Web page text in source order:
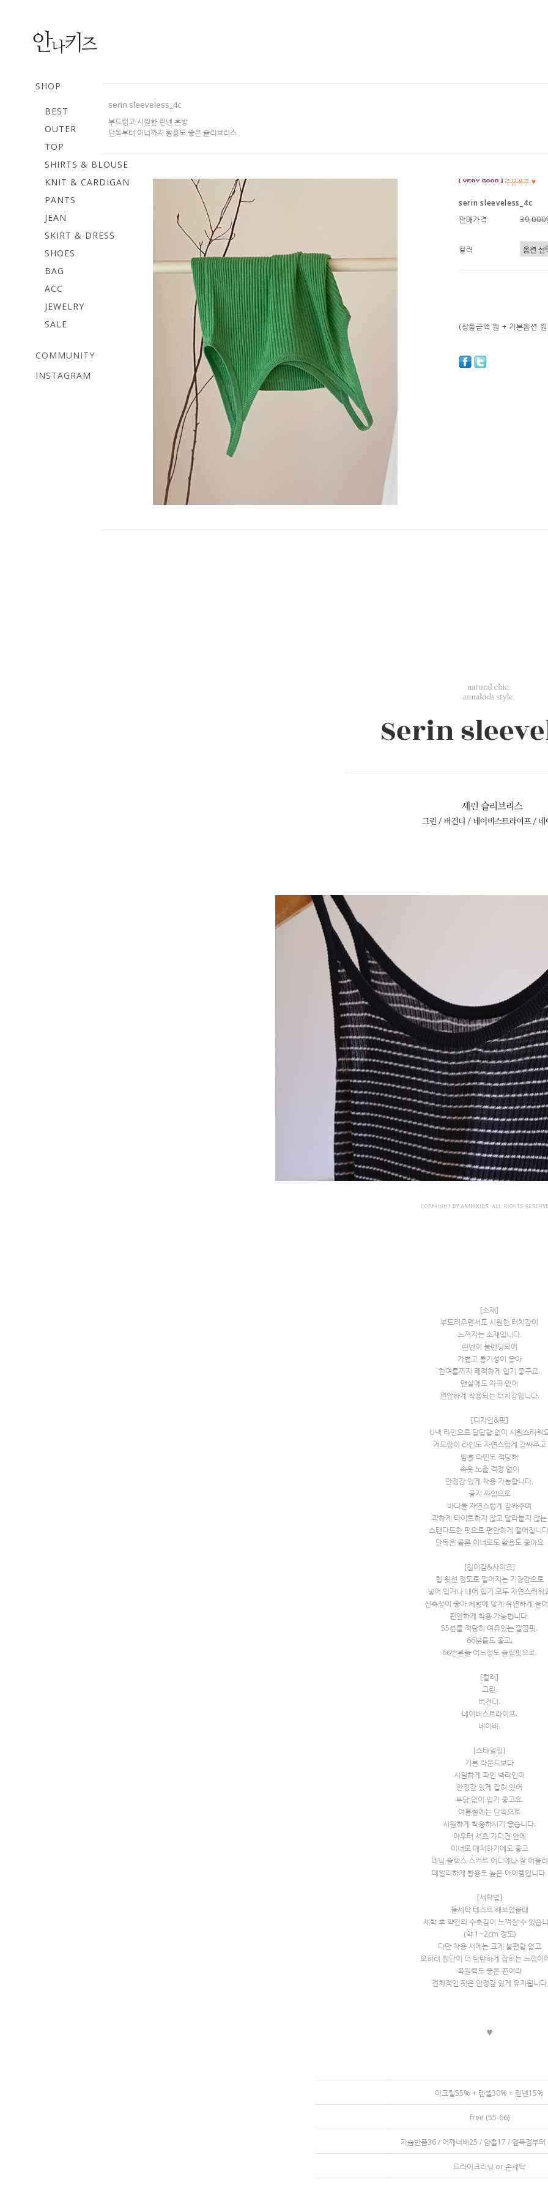
SHOP
BEST
OUTER
TOP
SHIRTS & BLOUSE
KNIT & CARDIGAN
PANTS
JEAN
SKIRT & DRESS
SHOES
BAG
ACC
JEWELRY
SALE
COMMUNITY
INSTAGRAM
serin sleeveless_4c
부드럽고 시원한 린넨 혼방
단독부터 이너까지 활용도 좋은 슬리브리스
serin sleeveless_4c
판매가격
39,000
컬러
(상품금액원 + 기본옵션
[소재]
부드러우면서도 시원한 터치감이
느껴지는 소재입니다.
린넨이 블렌딩되어
가볍고 통기성이 좋아
한여름까지 쾌적하게 입기 좋구요.
맨살에도 자극 없이
편안하게 착용되는 터치감입니다.
[디자인&핏]
U넥 라인으로 답답함 없이 시원스러워
겨드랑이 라인도 자연스럽게 감싸주고
암홀 라인도 적당해
속옷 노출 걱정 없이
안정감 있게 착용 가능합니다.
골지 짜임으로
바디를 자연스럽게 감싸주며
과하게 타이트하지 않고 달라붙지 않는
스탠다드한 핏으로 편안하게 떨어집니
단독은 물론 이너로도 활용도 좋아요
[길이감&사이즈]
힙 윗선 정도로 떨어지는 기장감으로
넣어 입거나 내어 입기 모두 자연스러워
신축성이 좋아 체형에 맞게 유연하게 늘
편안하게 착용 가능합니다.
55분들 적당히 여유있는 깔끔핏.
66분들도 좋고.
66반분들 어느정도 슬림핏으로.
[컬러]
그린.
버건디.
네이비스트라이프.
네이비.
[스타일링]
기본 라운드보다
시원하게 파인 넥라인이
안정감 있게 잡혀 있어
부담 없이 입기 좋고요.
여름철에는 단독으로
시원하게 착용하시기 좋습니다.
아우터 셔츠 가디건 안에
이너로 매치하기에도 좋고
데님 슬랙스 스커트 어디에나 잘 어울려
데일리하게 활용도 높은 아이템입니다.
[세탁법]
물세탁 테스트 해보았을때
세탁 후 약간의 수축감이 느껴질 수 있습
(약 1~2cm 정도)
다만 착용 시에는 크게 불편함 없고
오히려 원단이 더 탄탄하게 잡히는 느낌이
복원력도 좋은 편이라
전체적인 핏은 안정감 있게 유지됩니다
♥
아크릴55% + 텐셀30% + 린넨15%
free (55-66)
가슴반품36 / 어깨너비25 / 암홀17 / 옆목점부터
드라이크리닝 or 손세탁